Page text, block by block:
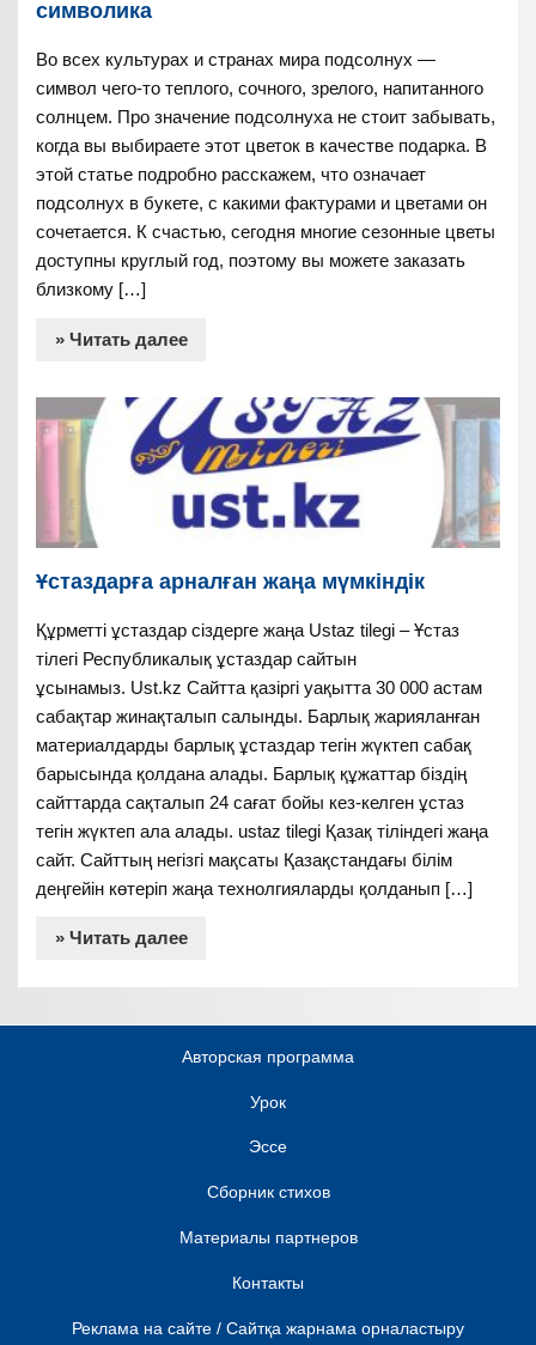
символика
Во всех культурах и странах мира подсолнух —
символ чего-то теплого, сочного, зрелого, напитанного
солнцем. Про значение подсолнуха не стоит забывать,
когда вы выбираете этот цветок в качестве подарка. В
этой статье подробно расскажем, что означает
подсолнух в букете, с какими фактурами и цветами он
сочетается. К счастью, сегодня многие сезонные цветы
доступны круглый год, поэтому вы можете заказать
близкому […]
» Читать далее
Ұстаздарға арналған жаңа мүмкіндік
Құрметті ұстаздар сіздерге жаңа Ustaz tilegi – Ұстаз
тілегі Республикалық ұстаздар сайтын
ұсынамыз. Ust.kz Сайтта қазіргі уақытта 30 000 астам
сабақтар жинақталып салынды. Барлық жарияланған
материалдарды барлық ұстаздар тегін жүктеп сабақ
барысында қолдана алады. Барлық құжаттар біздің
сайттарда сақталып 24 сағат бойы кез-келген ұстаз
тегін жүктеп ала алады. ustaz tilegi Қазақ тіліндегі жаңа
сайт. Сайттың негізгі мақсаты Қазақстандағы білім
деңгейін көтеріп жаңа технолгияларды қолданып […]
» Читать далее
Авторская программа
Урок
Эссе
Сборник стихов
Материалы партнеров
Контакты
Реклама на сайте / Сайтқа жарнама орналастыру